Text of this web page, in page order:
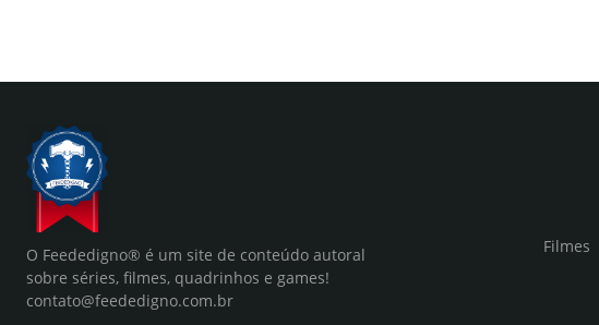
O Feededigno® é um site de conteúdo autoral
sobre séries, filmes, quadrinhos e games!
contato@feededigno.com.br
Filmes